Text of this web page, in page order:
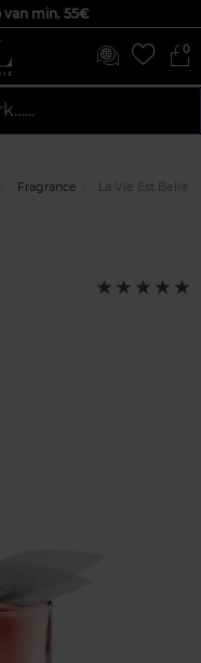
van min. 55€
0
Fragrance La Vie Est Belle
5